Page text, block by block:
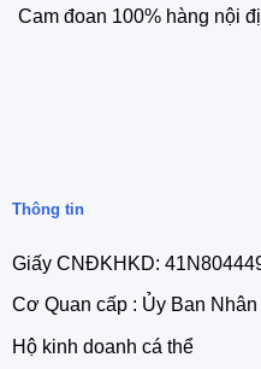
Cam đoan 100% hàng nội
Thông tin
Giấy CNĐKHKD:
Cơ Quan cấp : Ủy Ban
Hộ kinh doanh cá thể